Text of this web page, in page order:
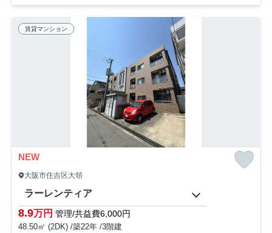
賃貸マンション
NEW
大阪市住吉区大領
ラーレンティア
8.9万円 管理/共益費6,000円
48.50㎡ (2DK) /築22年 /3階建